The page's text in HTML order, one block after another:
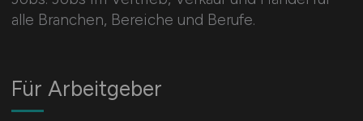
alle Branchen, Bereiche und Berufe.
Für Arbeitgeber